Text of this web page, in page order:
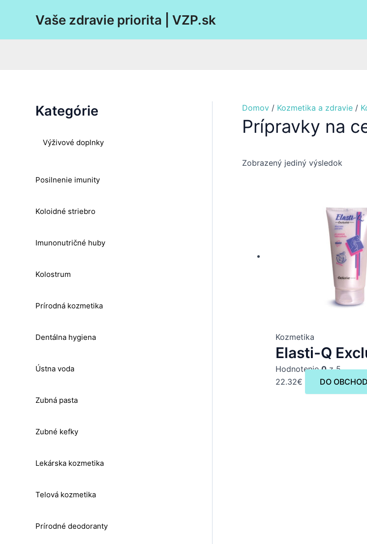
Vaše zdravie priorita | VZP.sk
Kategórie
Výživové doplnky
Posilnenie imunity
Koloidné striebro
Imunonutričné huby
Kolostrum
Prírodná kozmetika
Dentálna hygiena
Ústna voda
Zubná pasta
Zubné kefky
Lekárska kozmetika
Telová kozmetika
Prírodné deodoranty
Domov / Kozmetika a zdravie /
Prípravky na
Zobrazený jediný výsledok
Kozmetika
Elasti-Q
Hodnotenie0z 5
22.32€ DO